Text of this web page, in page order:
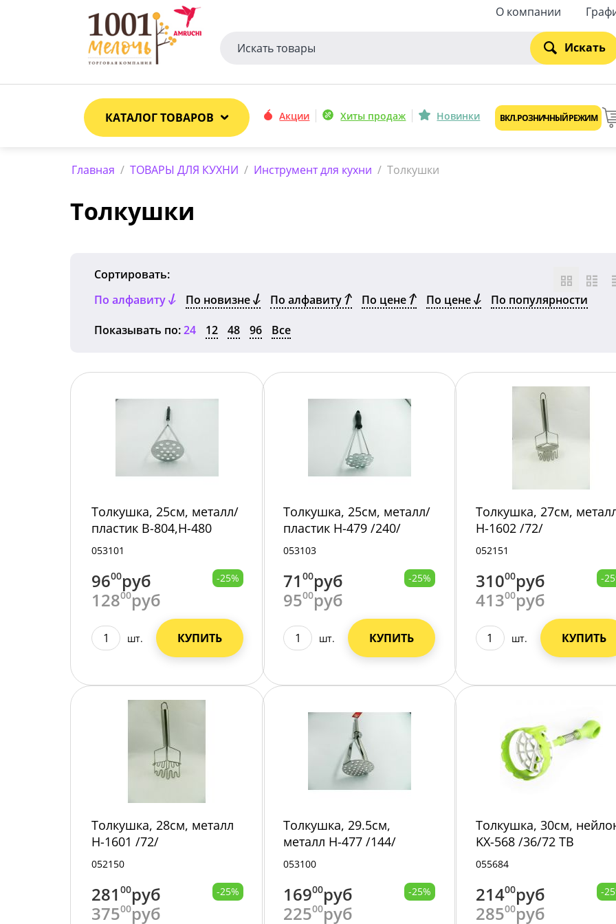
О компании
Искать
КАТАЛОГ ТОВАРОВ Акции Хиты продаж Новинки ВКЛ. РОЗНИЧНЫЙ РЕЖИМ
Главная / ТОВАРЫ ДЛЯ КУХНИ / Инструмент для кухни / Толкушки
Толкушки
Сортировать:
По алфавиту
По новизне По алфавиту По цене По цене
По популярности
Показывать по:24 12 48 96 Все
Толкушка, 25см, металл/
пластик B-804,H-480
/240/
053101
9600руб
12800руб
-25%
шт. КУПИТЬ
Толкушка, 25см, металл/
пластик H-479 /240/
053103
7100руб
9500руб
-25%
шт. КУПИТЬ
Толкушка, 27см,
H-1602 /72/
052151
31000руб
41300руб
-
шт. КУПИТЬ
Толкушка, 28см, металл
H-1601 /72/
052150
281 00руб
37500руб
-25%
Толкушка, 29.5см,
металл H-477 /144/
053100
16900руб
22500руб
-25%
Толкушка, 30см,
KX-568 /36/72 ТВ
055684
21400руб
28500руб
-